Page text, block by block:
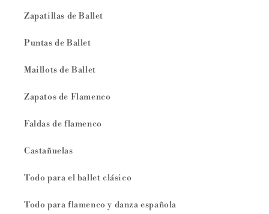
Zapatillas de Ballet
Puntas de Ballet
Maillots de Ballet
Zapatos de Flamenco
Faldas de flamenco
Castañuelas
Todo para el ballet clásico
Todo para flamenco y danza española